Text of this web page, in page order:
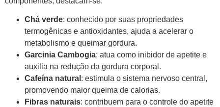
Chá verde: conhecido por suas propriedades
termogênicas e antioxidantes, ajuda a acelerar o
metabolismo e queimar gordura.
Garcinia Cambogia: atua como inibidor de apetite e
auxilia na redução da gordura corporal.
Cafeína natural : estimula o sistema nervoso central,
promovendo maior queima de calorias.
Fibras naturais: contribuem para o controle do apetite